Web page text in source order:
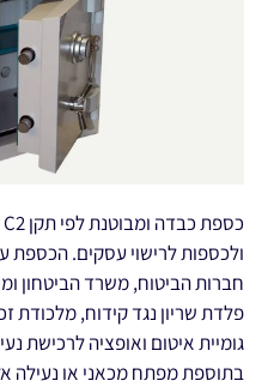
ולכספות לרישוי עסקים.
חברות הביטוח, משרד הביטחון
פלדת שריון נגד קידוח, מלכודת
גומיית איטום ואופציה לרכישת
בתוספת מפתח מכאני או נעילה